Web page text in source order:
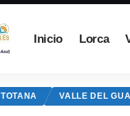
Inicio Lorca
TOTANA VALLE DEL